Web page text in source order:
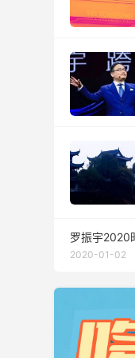
罗振宇2020
2020-01-02